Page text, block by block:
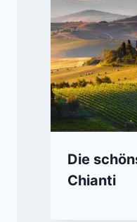
Die
Chianti